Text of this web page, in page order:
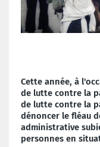
Cette année, à
de lutte contre la
de lutte contre la
dénoncer le fléau
administrative
personnes en